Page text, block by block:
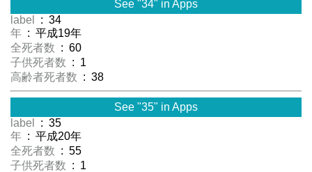
See "34" in Apps
label
: 34
年 : 平成19年
全死者数 : 60
子供死者数 : 1
高齢者死者数 : 38
See "35" in Apps
label
: 35
年 : 平成20年
全死者数 : 55
子供死者数 : 1